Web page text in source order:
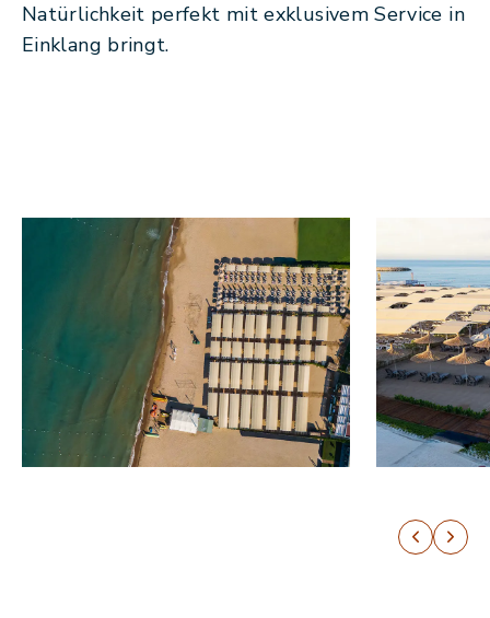
Natürlichkeit perfekt mit exklusivem Service in
Einklang bringt.